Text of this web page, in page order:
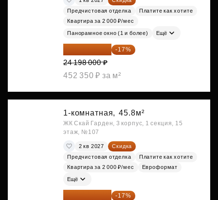
Предчистовая отделка
Платите как хотите
Квартира за 2 000 ₽/мес
Панорамное окно (1 и более) Ещё
20 084 340 ₽ -17%
24 198 000 ₽
452 350 ₽ за м²
1-комнатная, 45.8м²
ЖК Скай Гарден, 3 корпус, 1 секция, 15
этаж, №107
2 кв 2027
Скидка
Предчистовая отделка
Платите как хотите
Квартира за 2 000 ₽/мес
Евроформат
Ещё
20 090 399 ₽ -17%